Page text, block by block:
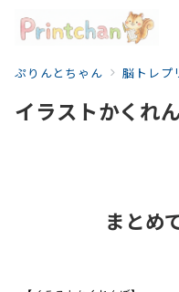
ぷりんとちゃん 脳トレプ
イラストかくれ
まとめ